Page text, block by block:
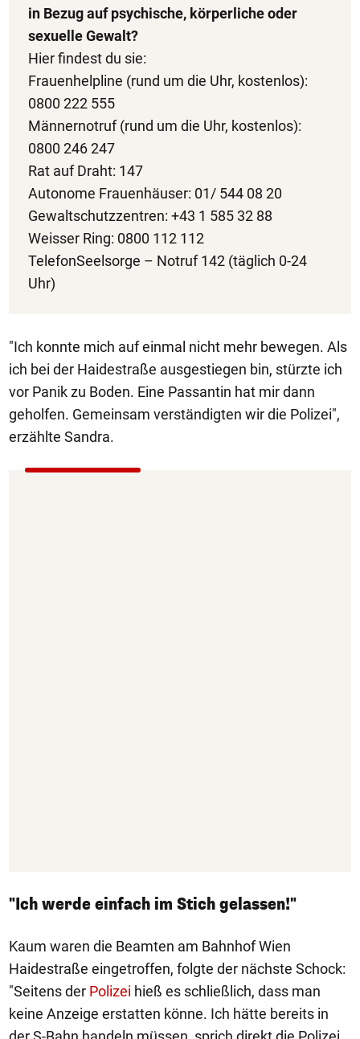
in Bezug auf psychische, körperliche oder
sexuelle Gewalt?
Hier findest du sie:
Frauenhelpline (rund um die Uhr, kostenlos):
0800 222 555
Männernotruf (rund um die Uhr, kostenlos):
0800 246 247
Rat auf Draht: 147
Autonome Frauenhäuser: 01/ 544 08 20
Gewaltschutzzentren: +43 1 585 32 88
Weisser Ring: 0800 112 112
TelefonSeelsorge – Notruf 142 (täglich 0-24
Uhr)
"Ich konnte mich auf einmal nicht mehr bewegen. Als
ich bei der Haidestraße ausgestiegen bin, stürzte ich
vor Panik zu Boden. Eine Passantin hat mir dann
geholfen. Gemeinsam verständigten wir die Polizei",
erzählte Sandra.
"Ich werde einfach im Stich gelassen!"
Kaum waren die Beamten am Bahnhof Wien
Haidestraße eingetroffen, folgte der nächste Schock:
"Seitens der Polizei hieß es schließlich, dass man
keine Anzeige erstatten könne. Ich hätte bereits in